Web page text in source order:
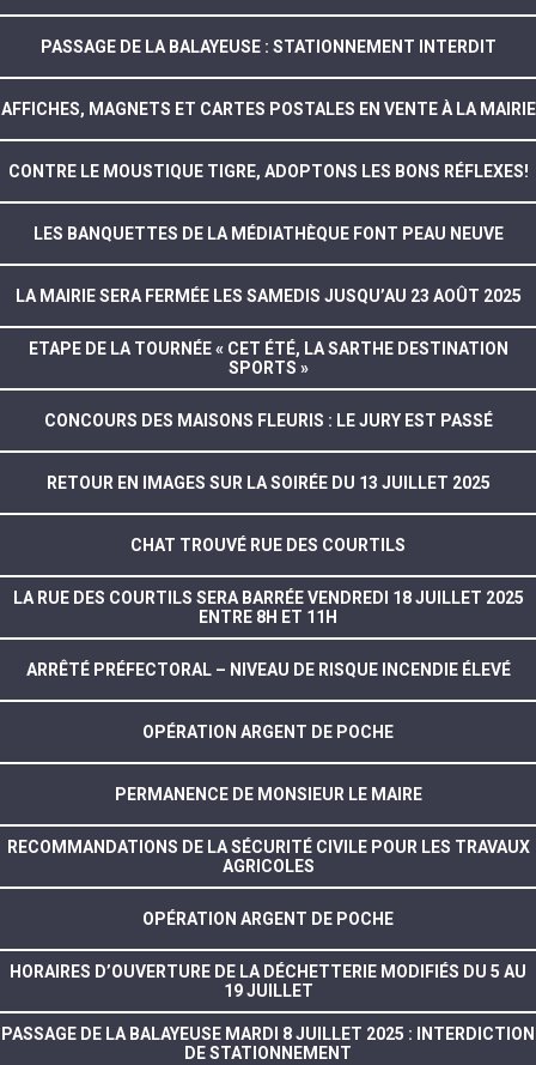
PASSAGE DE LA BALAYEUSE : STATIONNEMENT INTERDIT
AFFICHES, MAGNETS ET CARTES POSTALES EN VENTE À LA MAIRIE
CONTRE LE MOUSTIQUE TIGRE, ADOPTONS LES BONS RÉFLEXES!
LES BANQUETTES DE LA MÉDIATHÈQUE FONT PEAU NEUVE
LA MAIRIE SERA FERMÉE LES SAMEDIS JUSQU’AU 23 AOÛT 2025
ETAPE DE LA TOURNÉE « CET ÉTÉ, LA SARTHE DESTINATION
SPORTS »
CONCOURS DES MAISONS FLEURIS : LE JURY EST PASSÉ
RETOUR EN IMAGES SUR LA SOIRÉE DU 13 JUILLET 2025
CHAT TROUVÉ RUE DES COURTILS
LA RUE DES COURTILS SERA BARRÉE VENDREDI 18 JUILLET 2025
ENTRE 8H ET 11H
ARRÊTÉ PRÉFECTORAL – NIVEAU DE RISQUE INCENDIE ÉLEVÉ
OPÉRATION ARGENT DE POCHE
PERMANENCE DE MONSIEUR LE MAIRE
RECOMMANDATIONS DE LA SÉCURITÉ CIVILE POUR LES TRAVAUX
AGRICOLES
OPÉRATION ARGENT DE POCHE
HORAIRES D’OUVERTURE DE LA DÉCHETTERIE MODIFIÉS DU 5 AU
19 JUILLET
PASSAGE DE LA BALAYEUSE MARDI 8 JUILLET 2025 : INTERDICTION
DE STATIONNEMENT